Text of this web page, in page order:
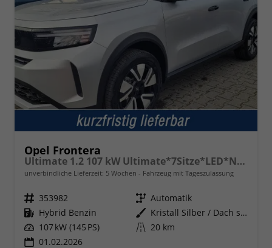
Opel Frontera
Ultimate 1.2 107 kW Ultimate*7Sitze*LED*Navi*Shzg*PDC*Cam*
unverbindliche Lieferzeit: 5 Wochen Fahrzeug mit Tageszulassung
Fahrzeugnr. 353982 Getriebe Automatik
Kraftstoff Hybrid Benzin Außenfarbe
Kristall Silber / Dach schwarz
Leistung 107 kW (145 PS) Kilometerstand 20 km
01.02.2026